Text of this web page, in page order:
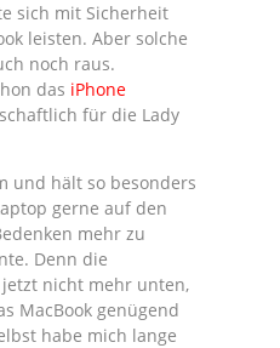
sich mit Sicherheit
leisten. Aber solche
noch raus.
das iPhone
für die Lady
und hält so besonders
gerne auf den
mehr zu
Denn die
nicht mehr unten,
MacBook genügend
habe mich lange